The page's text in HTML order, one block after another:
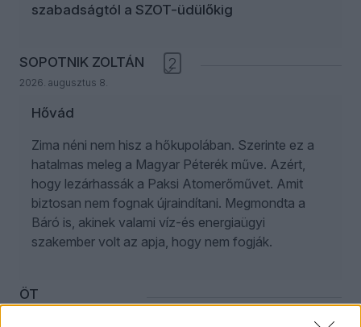
szabadságtól a SZOT-üdülőkig
SOPOTNIK ZOLTÁN
2026. augusztus 8.
2
Hővád
Zima néni nem hisz a hőkupolában. Szerinte ez a
hatalmas meleg a Magyar Péterék műve. Azért,
hogy lezárhassák a Paksi Atomerőművet. Amit
biztosan nem fognak újraindítani. Megmondta a
Báró is, akinek valami víz-és energiaügyi
szakember volt az apja, hogy nem fogják.
ÖT